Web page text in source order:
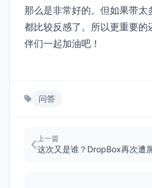
那么是非常好的。但如果带太
都比较反感了。所以更重要的
伴们一起加油吧！
问答
上一篇
这次又是谁？DropBox再次遭